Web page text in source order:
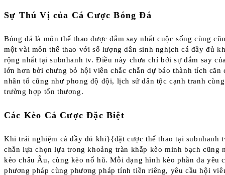
Sự Thú Vị của Cá Cược Bóng Đá
Bóng đá là môn thể thao được đắm say nhất cuộc sống cùng
một vài môn thể thao với số lượng dân sinh nghịch cá đầy đủ
rộng nhất tại subnhanh tv. Điều này chưa chỉ bởi sự đắm say
lớn hơn bởi chưng bỏ hội viên chắc chắn dự báo thành tích căn
nhân tố cũng như phong độ đội, lịch sử dân tộc cạnh tranh
trường hợp tổn thương.
Các Kèo Cá Cược Đặc Biệt
Khi trải nghiệm cá đầy đủ khi}{đặt cược thể thao tại subnhanh
chắn lựa chọn lựa trong khoảng tràn khắp kèo minh bạch cũng
kèo châu Âu, cùng kèo nổ hũ. Mỗi dạng hình kèo phần đa yêu
phương pháp cùng phương pháp tính tiền riêng, yêu cầu hội